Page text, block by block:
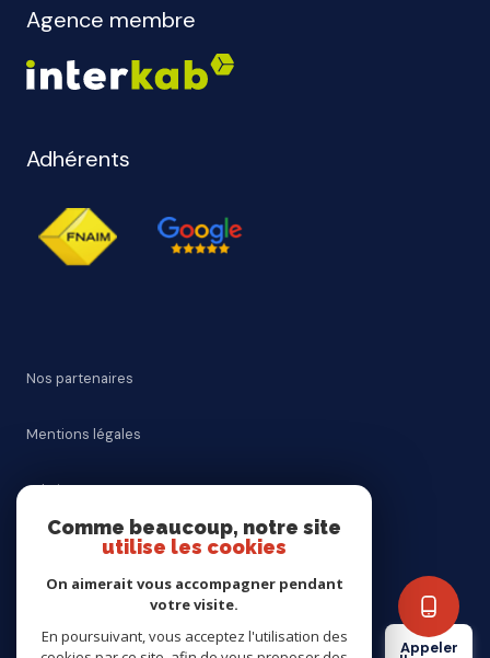
Appeler
Agence membre
Adhérents
Nos partenaires
Mentions légales
Admin
Nos honoraires
Comme beaucoup, notre site
utilise les cookies
On aimerait vous accompagner pendant
votre visite.
En poursuivant, vous acceptez l'utilisation des